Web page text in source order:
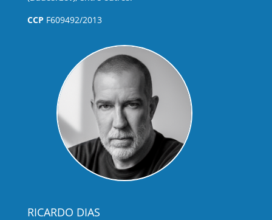
CCP F609492/2013
RICARDO DIAS